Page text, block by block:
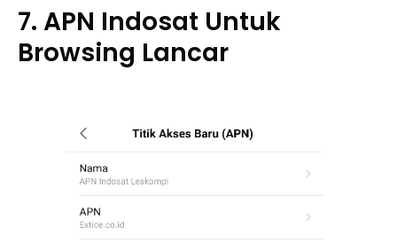
7. APN Indosat Untuk
Browsing Lancar